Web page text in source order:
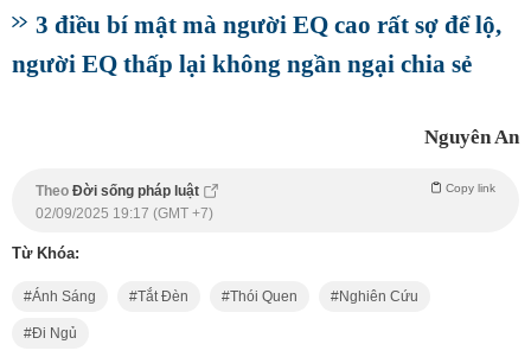
3 điều bí mật mà người EQ cao rất sợ để lộ,
người EQ thấp lại không ngần ngại chia sẻ
Nguyên An
Theo Đời sống pháp luật Copy link
02/09/2025 19:17 (GMT +7)
Từ Khóa:
Ánh Sáng Tắt Đèn Thói Quen Nghiên Cứu
Đi Ngủ